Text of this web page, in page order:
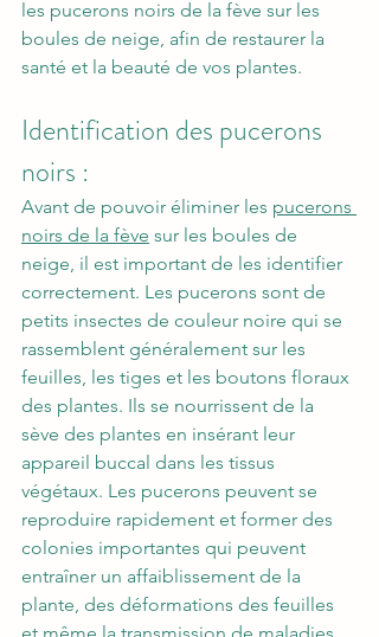
les pucerons noirs de la fève sur les
boules de neige, afin de restaurer la
santé et la beauté de vos plantes.
Identification des pucerons
noirs :
Avant de pouvoir éliminer les pucerons
noirs de la fève sur les boules de
neige, il est important de les identifier
correctement. Les pucerons sont de
petits insectes de couleur noire qui se
rassemblent généralement sur les
feuilles, les tiges et les boutons floraux
des plantes. Ils se nourrissent de la
sève des plantes en insérant leur
appareil buccal dans les tissus
végétaux. Les pucerons peuvent se
reproduire rapidement et former des
colonies importantes qui peuvent
entraîner un affaiblissement de la
plante, des déformations des feuilles